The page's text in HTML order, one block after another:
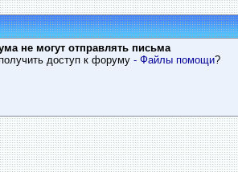
не могут отправлять письма
доступ к форуму - Файлы помощи?